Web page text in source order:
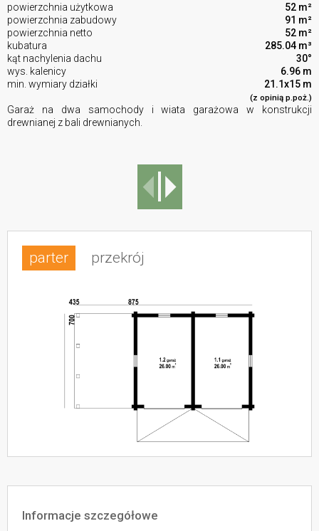
powierzchnia użytkowa
52 m²
powierzchnia zabudowy
91 m²
powierzchnia netto
52 m²
kubatura
285.04 m³
kąt nachylenia dachu
30°
wys. kalenicy
6.96 m
min. wymiary działki
21.1x15 m
(z opinią p.poż.)
Garaż na dwa samochody i wiata garażowa w konstrukcji
drewnianej z bali drewnianych.
parter przekrój
Informacje szczegółowe